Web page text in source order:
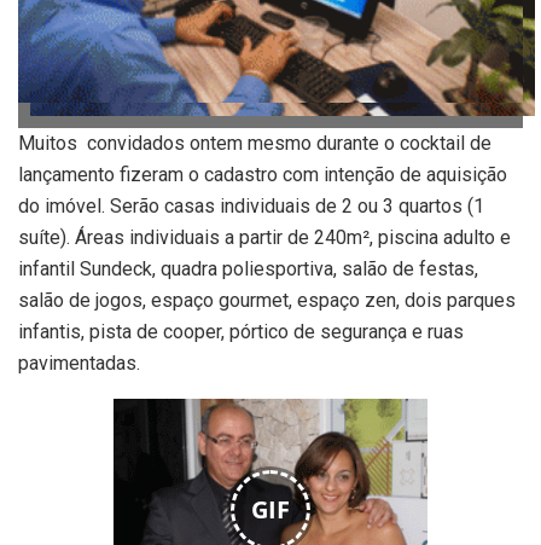
Muitos convidados ontem mesmo durante o cocktail de
lançamento fizeram o cadastro com intenção de aquisição
do imóvel. Serão casas individuais de 2 ou 3 quartos (1
suíte). Áreas individuais a partir de 240m², piscina adulto e
infantil Sundeck, quadra poliesportiva, salão de festas,
salão de jogos, espaço gourmet, espaço zen, dois parques
infantis, pista de cooper, pórtico de segurança e ruas
pavimentadas.
GIF